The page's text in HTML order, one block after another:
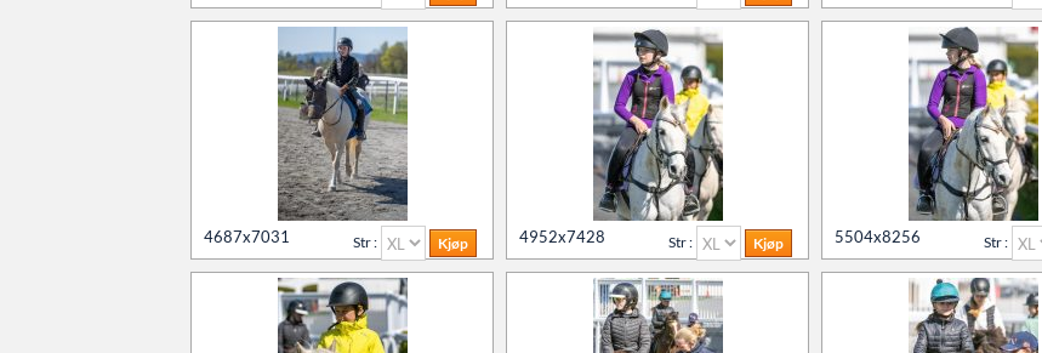
4687x7031 Str : 4952x7428 Str : 5504x8256 Str :